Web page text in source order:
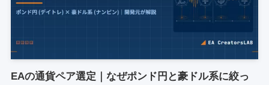
EAの通貨ペア選定｜なぜポンド円と豪ドル系に絞っ